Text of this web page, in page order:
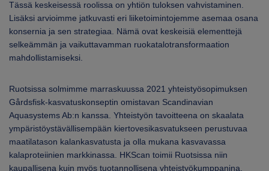
Tässä keskeisessä roolissa on yhtiön tuloksen vahvistaminen.
Lisäksi arvioimme jatkuvasti eri liiketoimintojemme asemaa osana
konsernia ja sen strategiaa. Nämä ovat keskeisiä elementtejä
selkeämmän ja vaikuttavamman ruokatalotransformaation
mahdollistamiseksi.
Ruotsissa solmimme marraskuussa 2021 yhteistyösopimuksen
Gårdsfisk-kasvatuskonseptin omistavan Scandinavian
Aquasystems Ab:n kanssa. Yhteistyön tavoitteena on skaalata
ympäristöystävällisempään kiertovesikasvatukseen perustuvaa
maatilatason kalankasvatusta ja olla mukana kasvavassa
kalaproteiinien markkinassa. HKScan toimii Ruotsissa niin
kaupallisena kuin myös tuotannollisena yhteistyökumppanina.